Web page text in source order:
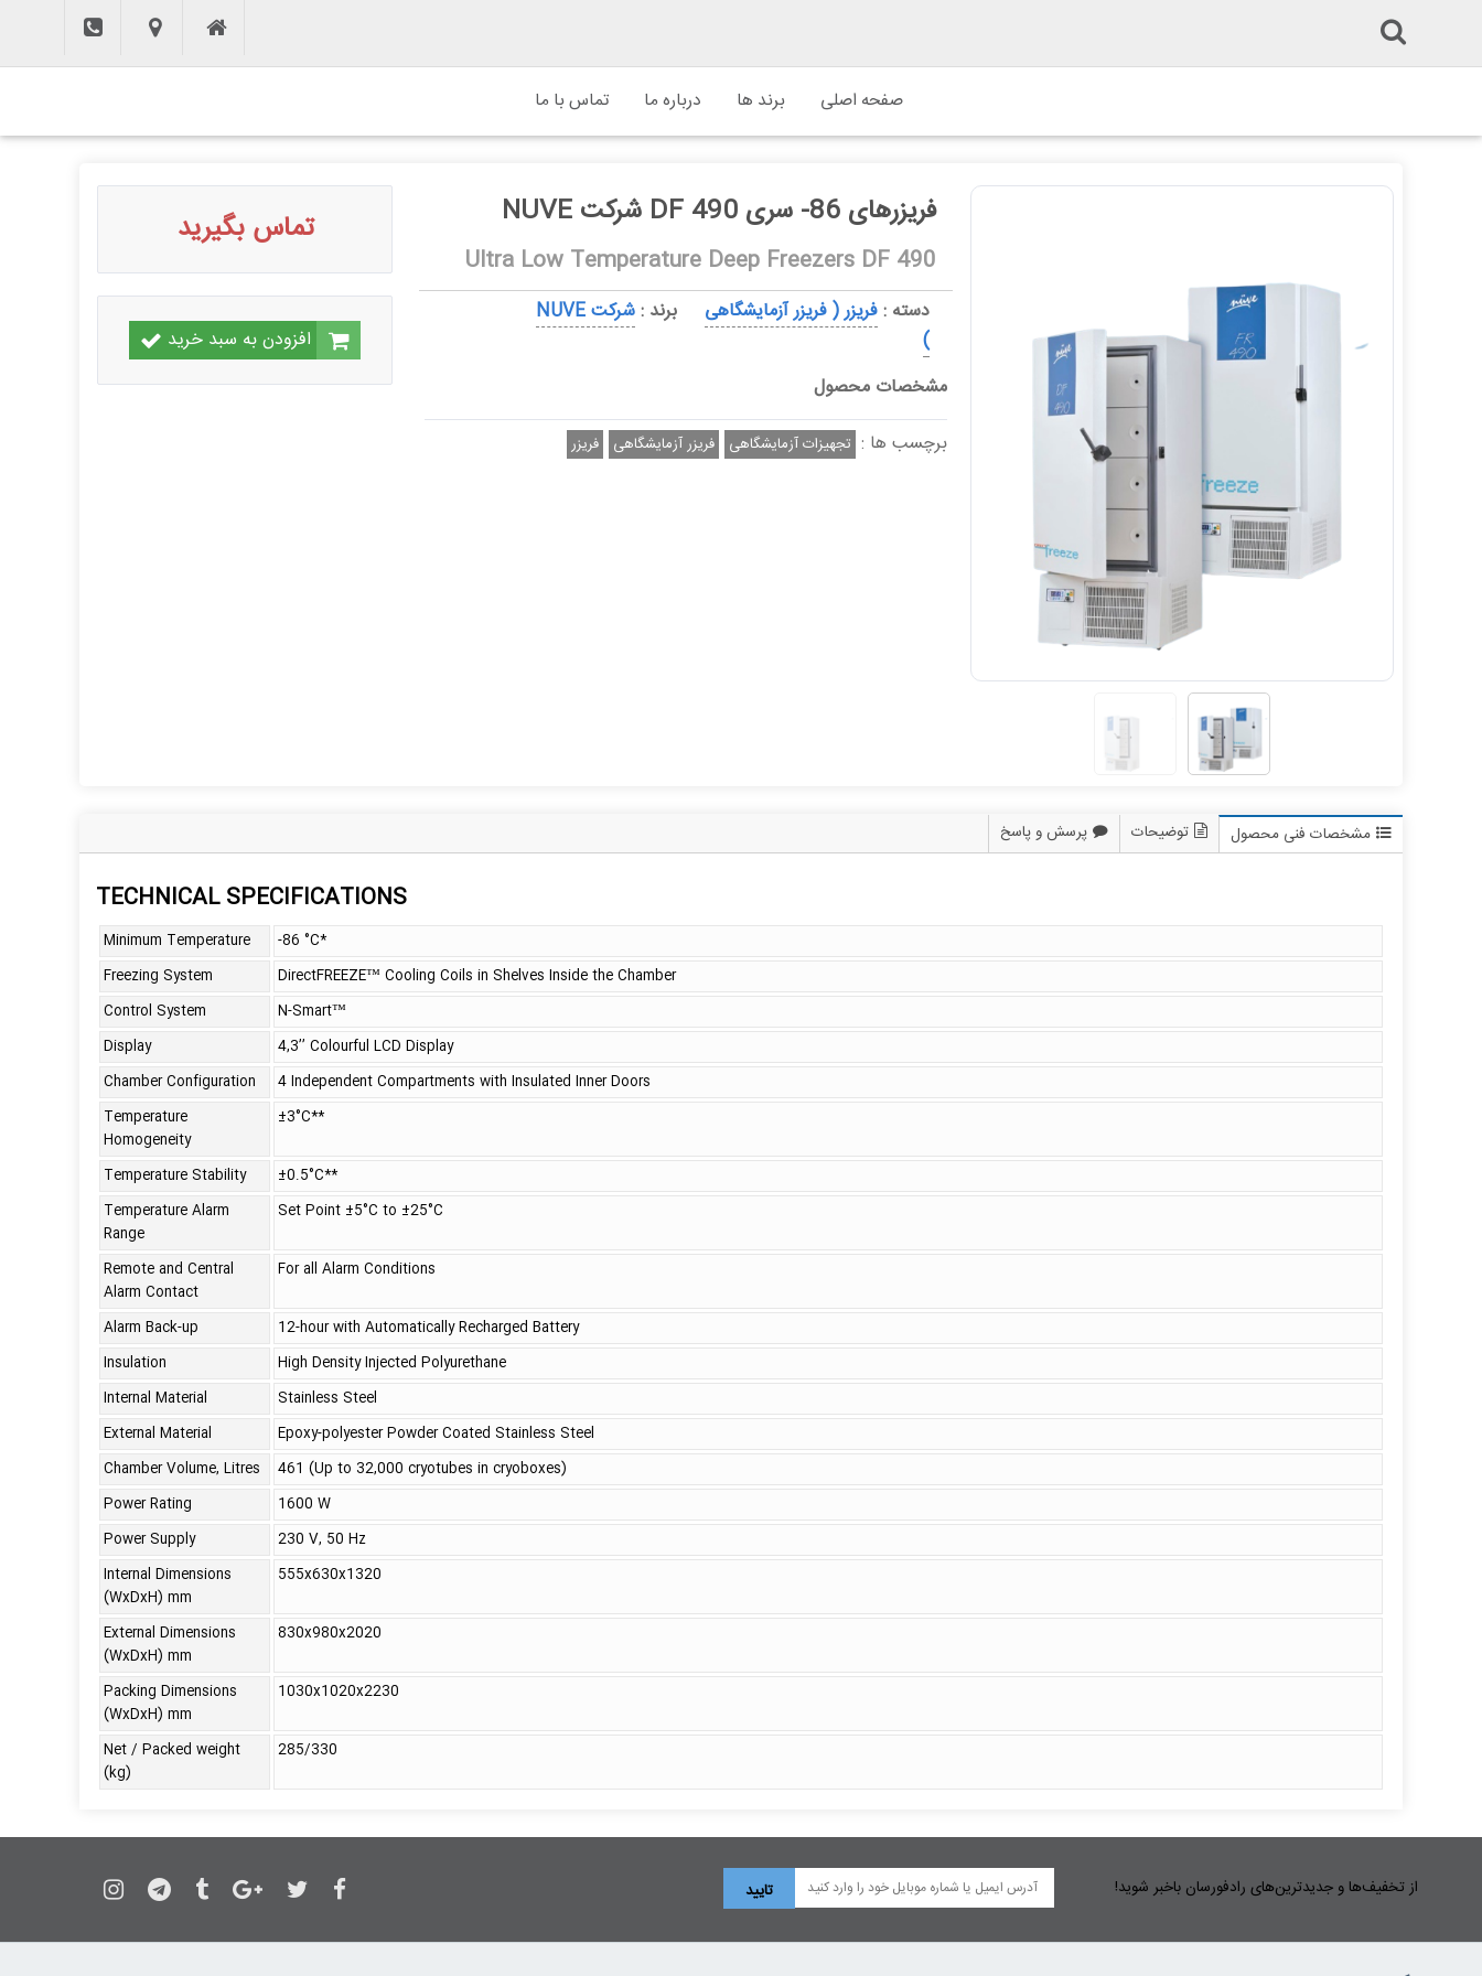
صفحه اصلی برند ها درباره ما تماس با ما
فريزرهای 86- سری 490 DF شرکت NUVE
Ultra Low Temperature Deep Freezers DF 490
دسته :فریزر ( فریزر آزمایشگاهی
)
برند :شرکت NUVE
مشخصات محصول
برچسب ها : تجهیزات آزمایشگاهی فریزر آزمایشگاهی فریزر
تماس بگیرید
افزودن به سبد خرید
مشخصات فنی محصول
TECHNICAL SPECIFICATIONS
Minimum Temperature
-86 °C*
Freezing System
DirectFREEZE™ Cooling Coils in Shelves Inside the Chamber
Control System
N-Smart™
Display
4,3’’ Colourful LCD Display
Chamber Configuration
4 Independent Compartments with Insulated Inner Doors
Temperature
Homogeneity
±3°C**
Temperature Stability
±0.5°C**
Temperature Alarm
Range
Set Point ±5°C to ±25°C
Remote and Central
Alarm Contact
For all Alarm Conditions
Alarm Back-up
12-hour with Automatically Recharged Battery
Insulation
High Density Injected Polyurethane
Internal Material
Stainless Steel
External Material
Epoxy-polyester Powder Coated Stainless Steel
Chamber Volume, Litres
461 (Up to 32,000 cryotubes in cryoboxes)
Power Rating
1600 W
Power Supply
230 V, 50 Hz
Internal Dimensions
(WxDxH) mm
555x630x1320
External Dimensions
(WxDxH) mm
830x980x2020
Packing Dimensions
(WxDxH) mm
1030x1020x2230
Net / Packed weight
(kg)
285/330
توضیحات پرسش و پاسخ
از تخفیف‌ها و جدیدترین‌های رادفورسان باخبر شوید!